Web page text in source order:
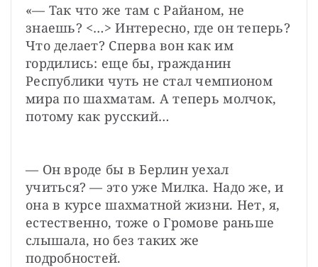
«— Так что же там с Райаном, не
знаешь? <…> Интересно, где он теперь?
Что делает? Сперва вон как им
гордились: еще бы, гражданин
Республики чуть не стал чемпионом
мира по шахматам. А теперь молчок,
потому как русский…
— Он вроде бы в Берлин уехал
учиться? — это уже Милка. Надо же, и
она в курсе шахматной жизни. Нет, я,
естественно, тоже о Громове раньше
слышала, но без таких же
подробностей.